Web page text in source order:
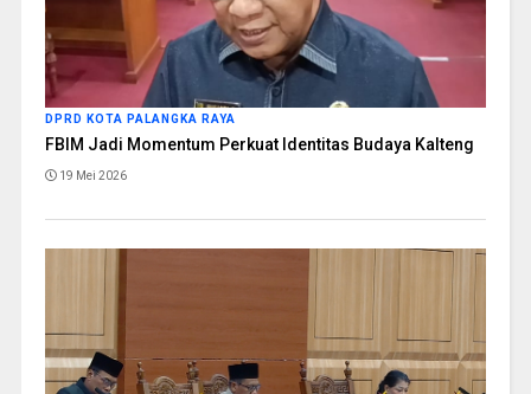
DPRD KOTA PALANGKA RAYA
FBIM Jadi Momentum Perkuat Identitas Budaya Kalteng
19 Mei 2026